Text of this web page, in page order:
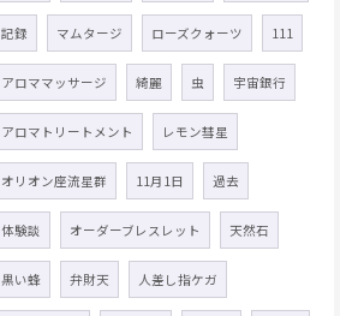
記録 マムタージ ローズクォーツ 111
アロママッサージ 綺麗 虫 宇宙銀行
アロマトリートメント レモン彗星
オリオン座流星群 11月1日 過去
体験談 オーダーブレスレット 天然石
黒い蜂 弁財天 人差し指ケガ